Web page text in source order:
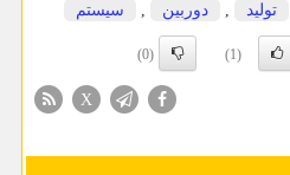
تولید , دوربین , سیستم
(1)
(0)
X